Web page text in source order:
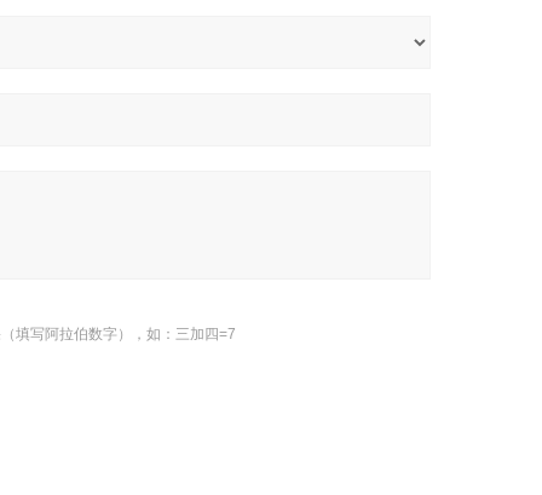
填写阿拉伯数字），如：三加四=7